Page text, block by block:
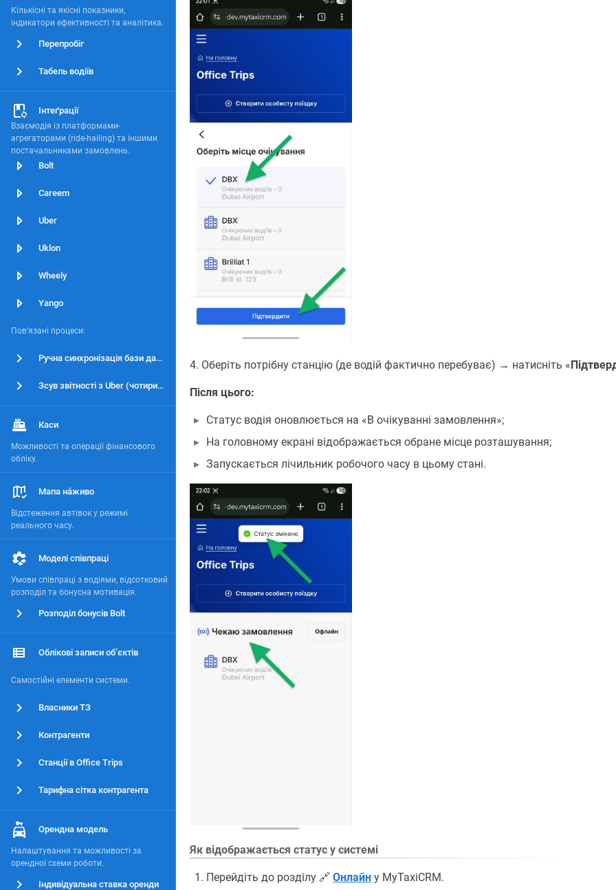
Кількісні та якісні показники,
індикатори ефективності та аналітика.
Перепробіг
Табель водіїв
Інтеґрації
Взаємодія із платформами-
агрегаторами (ride-hailing) та іншими
постачальниками замовлень.
Bolt
Careem
Uber
Uklon
Wheely
Yango
Повʼязані процеси:
Ручна синхронізація бази даних
Зсув звітності з Uber (чотиригодинний)
Каси
Можливості та операції фінансового
обліку.
Мапа на́живо
Відстеження автівок у режимі
реального часу.
Моделі співпраці
Умови співпраці з водіями, відсотковий
розподіл та бонусна мотивація.
Розподіл бонусів Bolt
Облікові записи обʼєктів
Самостійні елементи системи.
Власники ТЗ
Контрагенти
Станції в Office Trips
Тарифна сітка контрагента
Орендна модель
Налаштування та можливості за
орендної схеми роботи.
Індивідуальна ставка оренди
4. Оберіть потрібну станцію (де водій фактично перебуває) → натисніть «
Після цього:
Статус водія оновлюється на «В очікуванні замовлення»;
На головному екрані відображається обране місце розташування;
Запускається лічильник робочого часу в цьому стані.
Як відображається статус у системі
Перейдіть до розділу 🔗 Онлайн у MyTaxiCRM.